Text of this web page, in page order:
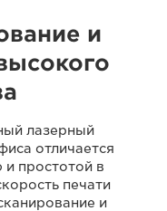
и
лазерный
отличается
простотой в
печати
и